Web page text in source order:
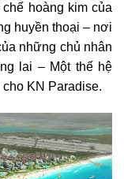
hoàng kim của
huyền thoại – nơi
những chủ nhân
lai – Một thế hệ
KN Paradise.